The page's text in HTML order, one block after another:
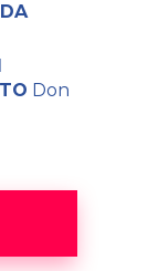
Don